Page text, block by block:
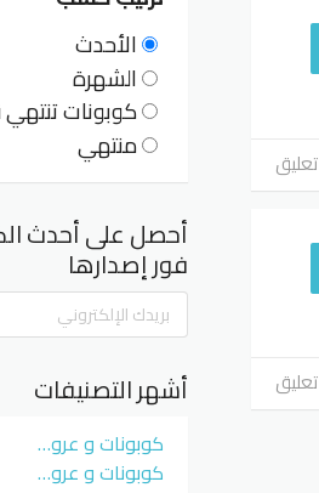
الأحدث
الشهرة
كوبونات تنتهي
منتهي
أحصل على أحدث
فور إصدارها
أشهر التصنيفات
كوبونات و عروض سوق كوم
كوبونات و عروض نمشي Namshi